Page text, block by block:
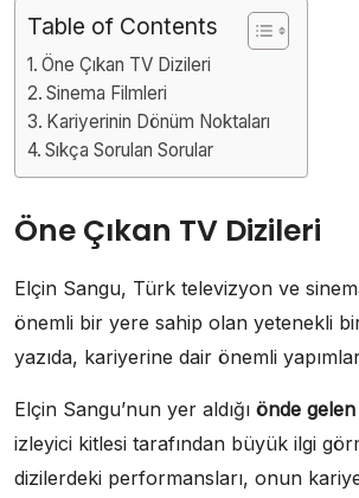
Table of Contents
Öne Çıkan TV Dizileri
Sinema Filmleri
Kariyerinin Dönüm Noktaları
Sıkça Sorulan Sorular
Öne Çıkan TV Dizileri
Elçin Sangu, Türk televizyon ve
önemli bir yere sahip olan yetenekli
yazıda, kariyerine dair önemli
Elçin Sangu’nun yer aldığı önde
izleyici kitlesi tarafından büyük ilgi
dizilerdeki performansları, onun